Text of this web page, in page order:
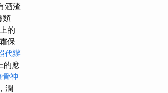
酒渣
類
的
保
代辦
的應
骨神
潤